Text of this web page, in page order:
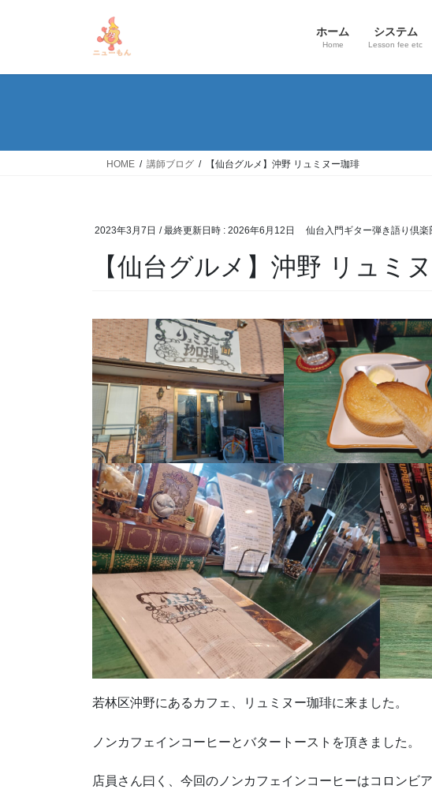
ホーム
Home
システム
Lesson fee etc
HOME 講師ブログ 【仙台グルメ】沖野 リュミヌー珈琲
2023年3月7日 / 最終更新日時 : 2026年6月12日 仙台入門ギター弾き語り倶楽
【仙台グルメ】沖野 リュミ
若林区沖野にあるカフェ、リュミヌー珈琲に来ました。
ノンカフェインコーヒーとバタートーストを頂きました。
店員さん曰く、今回のノンカフェインコーヒーはコロンビ